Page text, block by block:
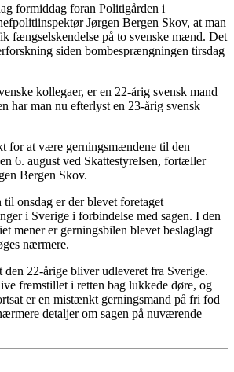
formiddag foran Politigården i
Jørgen Bergen Skov, at man
fængselskendelse på to svenske mænd. Det
siden bombesprængningen tirsdag
kollegaer, er en 22-årig svensk mand
har man nu efterlyst en 23-årig svensk
for at være gerningsmændene til den
6. august ved Skattestyrelsen, fortæller
Bergen Skov.
til onsdag er der blevet foretaget
i Sverige i forbindelse med sagen. I den
mener er gerningsbilen blevet beslaglagt
nærmere.
den 22-årige bliver udleveret fra Sverige.
fremstillet i retten bag lukkede døre, og
er en mistænkt gerningsmand på fri fod
detaljer om sagen på nuværende